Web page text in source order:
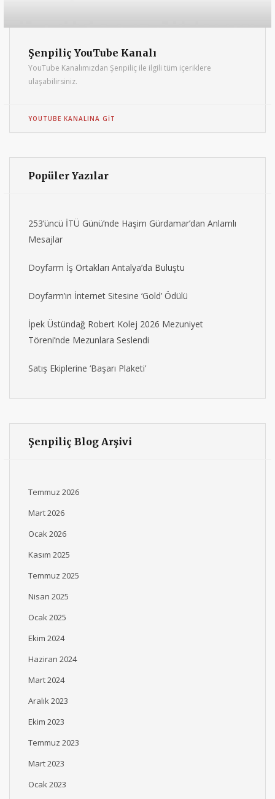
Şenpiliç YouTube Kanalı
YouTube Kanalımızdan Şenpiliç ile ilgili tüm içeriklere
ulaşabilirsiniz.
YOUTUBE KANALINA GIT
Popüler Yazılar
253’üncü İTÜ Günü’nde Haşim Gürdamar’dan Anlamlı
Mesajlar
Doyfarm İş Ortakları Antalya’da Buluştu
Doyfarm’ın İnternet Sitesine ‘Gold’ Ödülü
İpek Üstündağ Robert Kolej 2026 Mezuniyet
Töreni’nde Mezunlara Seslendi
Satış Ekiplerine ‘Başarı Plaketi’
Şenpiliç Blog Arşivi
Temmuz 2026
Mart 2026
Ocak 2026
Kasım 2025
Temmuz 2025
Nisan 2025
Ocak 2025
Ekim 2024
Haziran 2024
Mart 2024
Aralık 2023
Ekim 2023
Temmuz 2023
Mart 2023
Ocak 2023